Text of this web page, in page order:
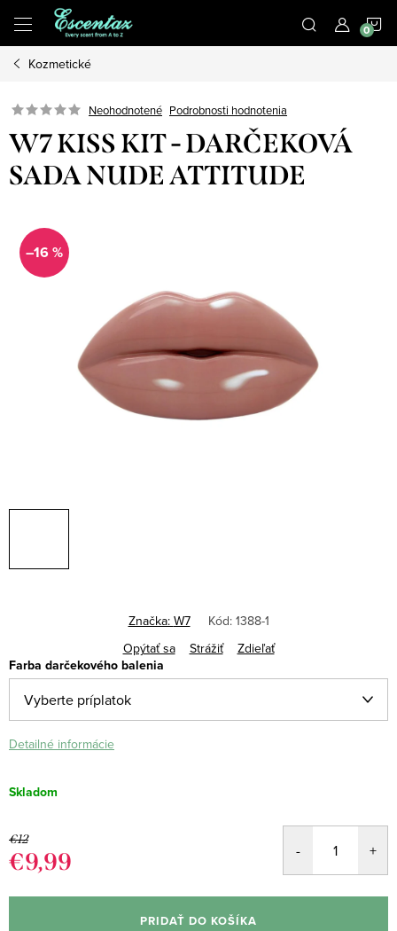
obsah
Kozmetické
Neohodnotené Podrobnosti hodnotenia
W7 KISS KIT - DARČEKOVÁ
SADA NUDE ATTITUDE
–16 %
Farba darčekového balenia
Detailné informácie
Skladom
€12
€9,99
cena:
PRIDAŤ DO KOŠÍKA
Značka: W7 Kód: 1388-1
Opýtať sa
Strážiť Zdieľať